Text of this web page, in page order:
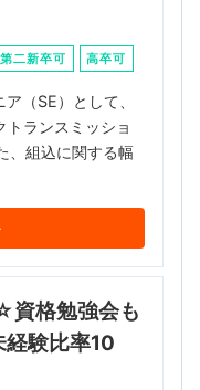
第二新卒可 高卒可
（SE）として、
ランスミッショ
、組込に関する幅
格勉強会も
験比率10